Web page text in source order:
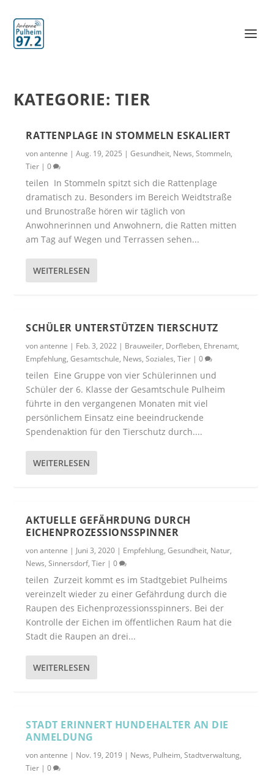
KATEGORIE: TIER
RATTENPLAGE IN STOMMELN ESKALIERT
vonantenne |Aug. 19, 2025 |Gesundheit, News,Stommeln,
Tier |0
teilen In Stommeln spitzt sich die Rattenplage
dramatisch zu. Besonders im Bereich Weidtstraße
und Brunostraße hören wir täglich von
Anwohnerinnen und Anwohnern, die Ratten mitten
am Tag auf Wegen und Terrassen sehen...
WEITERLESEN
SCHÜLER UNTERSTÜTZEN TIERSCHUTZ
vonantenne | Feb. 3, 2022 | Brauweiler, Dorfleben, Ehrenamt,
Empfehlung,Gesamtschule, News,Soziales,Tier |0
teilen Eine Gruppe von vier Schülerinnen und
Schüler der 6. Klasse der Gesamtschule Pulheim
führte in den vergangenen Monaten mit viel
persönlichem Einsatz eine beeindruckende
Spendenaktion für den Tierschutz durch....
WEITERLESEN
AKTUELLE GEFÄHRDUNG DURCH
EICHENPROZESSIONSSPINNER
vonantenne | Juni 3, 2020 | Empfehlung,Gesundheit, Natur,
News,Sinnersdorf,Tier |0
teilen Zurzeit kommt es im Stadtgebiet Pulheims
vereinzelt wieder zu einer Gefährdung durch die
Raupen des Eichenprozessionsspinners. Bei der
Kontrolle der Eichen im öffentlichen Raum hat die
Stadt die Raupen an drei...
WEITERLESEN
STADT ERINNERT HUNDEHALTER AN DIE
ANMELDUNG
vonantenne | Nov. 19, 2019 | News, Pulheim,Stadtverwaltung,
Tier |0